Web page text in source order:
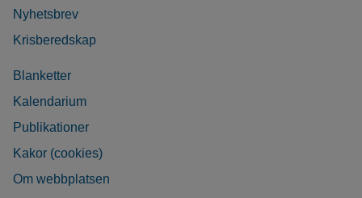
Nyhetsbrev
Krisberedskap
Blanketter
Kalendarium
Publikationer
Kakor (cookies)
Om webbplatsen